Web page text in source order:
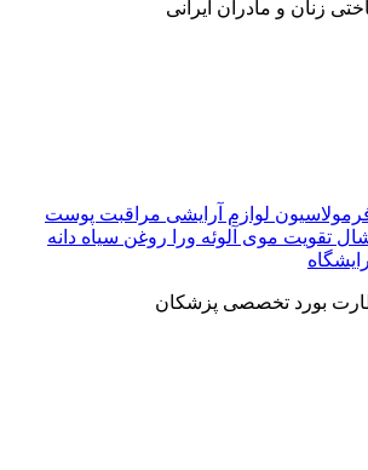
زنان و مادران ایرانی
لوازم آرایشی مراقبت پوست
تقویت موی آلوئه‌ ورا روغن سیاه دانه
آرایشگاه
بورد تخصصی پزشکان